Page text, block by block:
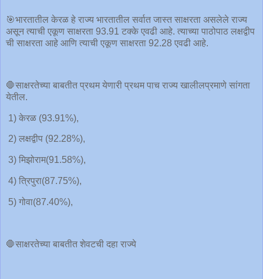
🎯भारतातील केरळ हे राज्य भारतातील सर्वात जास्त साक्षरता असलेले राज्य
असून त्याची एकूण साक्षरता 93.91 टक्के एवढी आहे. त्याच्या पाठोपाठ लक्षद्वीप
ची साक्षरता आहे आणि त्याची एकूण साक्षरता 92.28 एवढी आहे.
🛑साक्षरतेच्या बाबतीत प्रथम येणारी प्रथम पाच राज्य खालीलप्रमाणे सांगता
येतील.
1) केरळ (93.91%),
2) लक्षद्वीप (92.28%),
3) मिझोराम(91.58%),
4) त्रिपुरा(87.75%),
5) गोवा(87.40%),
🛑साक्षरतेच्या बाबतीत शेवटची दहा राज्ये